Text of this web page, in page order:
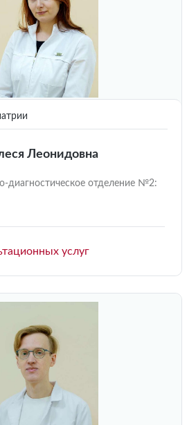
Леонидовна
диагностическое отделение №2:
услуг